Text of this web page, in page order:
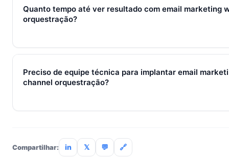
começa em R$ 197/mês com 7 dias grátis sem cartão.
Quanto tempo até ver resultado com email marketing
orquestração?
Métricas de processo (tempo de resposta, follow-up)
Preciso de equipe técnica para implantar email
channel orquestração?
Compartilhar: in 𝕏 💬 🔗